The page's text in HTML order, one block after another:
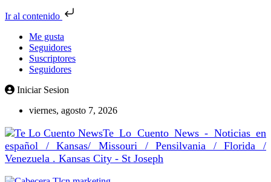
Ir al contenido
Me gusta
Seguidores
Suscriptores
Seguidores
Iniciar Sesion
viernes, agosto 7, 2026
Te Lo Cuento News - Noticias en
español / Kansas/ Missouri / Pensilvania / Florida /
Venezuela . Kansas City - St Joseph